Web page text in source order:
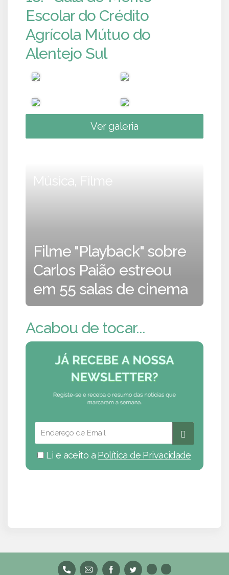
Escolar do Crédito
Agrícola Mútuo do
Alentejo Sul
Ver galeria
Música, Filme
Filme "Playback" sobre
Carlos Paião estreou
em 55 salas de cinema
Acabou de tocar...
Li e aceito a Política de Privacidade